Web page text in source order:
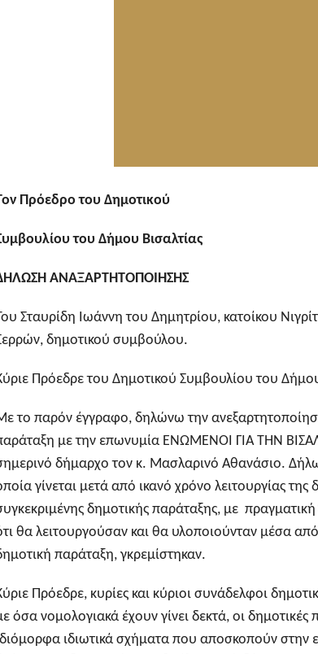
Πρόεδρο του Δημοτικού
του Δήμου Βισαλτίας
ΑΝΑΞΑΡΤΗΤΟΠΟΙΗΣΗΣ
Σταυρίδη Ιωάννη του Δημητρίου, κατοίκου
δημοτικού συμβούλου.
Πρόεδρε του Δημοτικού Συμβουλίου του
το παρόν έγγραφο, δηλώνω την
με την επωνυμία ΕΝΩΜΕΝΟΙ ΓΙΑ ΤΗΝ
δήμαρχο τον κ. Μασλαρινό Αθανάσιο.
γίνεται μετά από ικανό χρόνο λειτουργίας της
δημοτικής παράταξης, με
θα λειτουργούσαν και θα υλοποιούνταν μέσα
παράταξη, γκρεμίστηκαν.
Πρόεδρε, κυρίες και κύριοι συνάδελφοι
όσα νομολογιακά έχουν γίνει δεκτά, οι δημοτικές
ιδιωτικά σχήματα που αποσκοπούν στην